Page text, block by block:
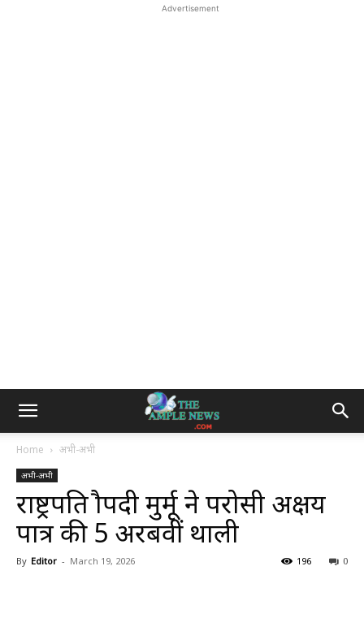
Advertisement
Home अभी-अभी
अभी-अभी
राष्ट्रपति द्रौपदी मुर्मू ने परोसी अक्षय
पात्र की 5 अरबवीं थाली
By Editor - March 19, 2026 0
196